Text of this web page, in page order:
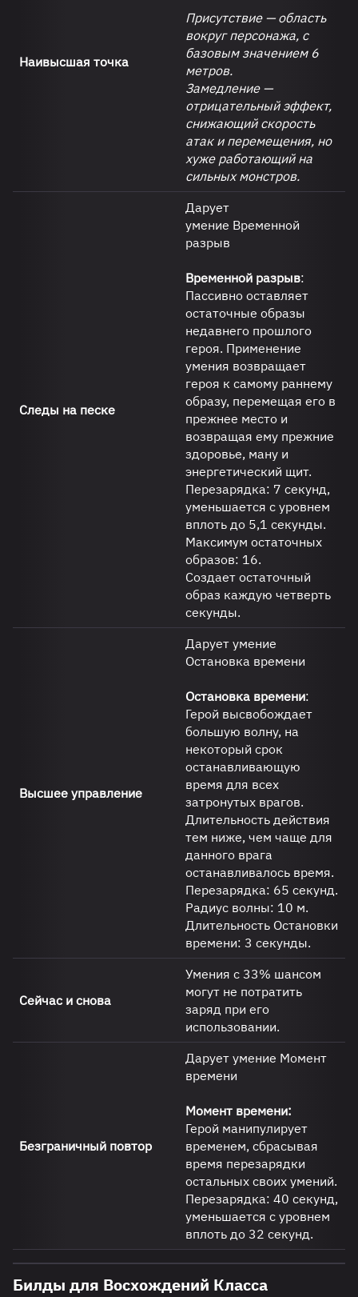
Наивысшая точка
Присутствие — область
вокруг персонажа, с
базовым значением 6
метров.
Замедление —
отрицательный эффект,
снижающий скорость
атак и перемещения, но
хуже работающий на
сильных монстров.
Следы на песке
Дарует
умение Временной
разрыв
Временной разрыв:
Пассивно оставляет
остаточные образы
недавнего прошлого
героя. Применение
умения возвращает
героя к самому раннему
образу, перемещая его в
прежнее место и
возвращая ему прежние
здоровье, ману и
энергетический щит.
Перезарядка: 7 секунд,
уменьшается с уровнем
вплоть до 5,1 секунды.
Максимум остаточных
образов: 16.
Создает остаточный
образ каждую четверть
секунды.
Высшее управление
Дарует умение
Остановка времени
Остановка времени:
Герой высвобождает
большую волну, на
некоторый срок
останавливающую
время для всех
затронутых врагов.
Длительность действия
тем ниже, чем чаще для
данного врага
останавливалось время.
Перезарядка: 65 секунд.
Радиус волны: 10 м.
Длительность Остановки
времени: 3 секунды.
Сейчас и снова
Умения с 33% шансом
могут не потратить
заряд при его
использовании.
Безграничный повтор
Дарует умение Момент
времени
Момент времени:
Герой манипулирует
временем, сбрасывая
время перезарядки
остальных своих умений.
Перезарядка: 40 секунд,
уменьшается с уровнем
вплоть до 32 секунд.
Билды для Восхождений Класса